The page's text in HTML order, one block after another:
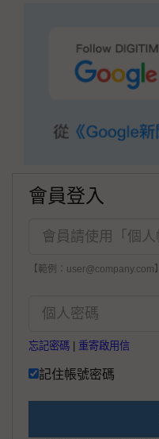
會員登入
【範例：user@company.com】
忘記密碼 重寄啟用信
記住帳號密碼